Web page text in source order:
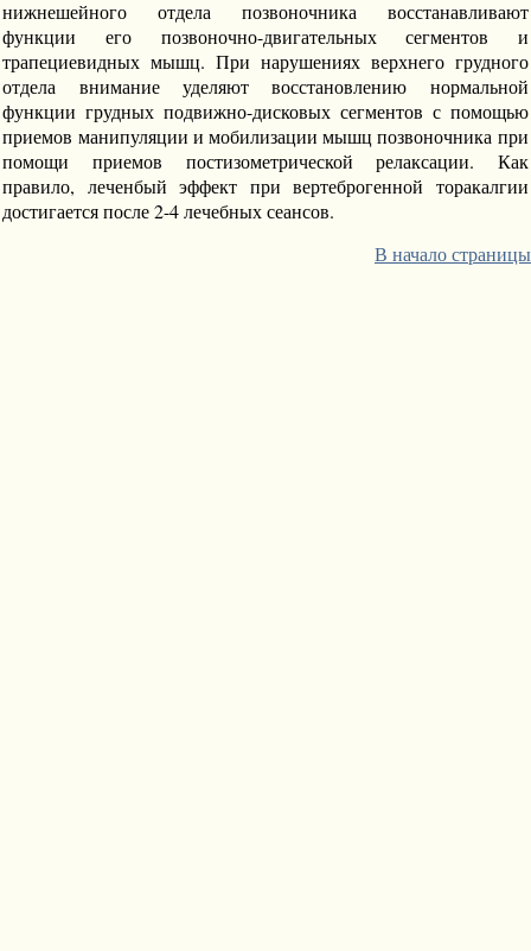
нижнешейного отдела позвоночника восстанавливают
функции его позвоночно-двигательных сегментов и
трапециевидных мышц. При нарушениях верхнего грудного
отдела внимание уделяют восстановлению нормальной
функции грудных подвижно-дисковых сегментов с помощью
приемов манипуляции и мобилизации мышц позвоночника при
помощи приемов постизометрической релаксации. Как
правило, леченбый эффект при вертеброгенной торакалгии
достигается после 2-4 лечебных сеансов.
В начало страницы